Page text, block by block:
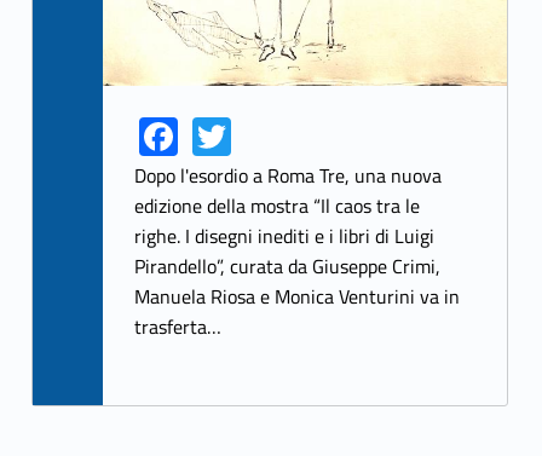
Link identifier share facebook archive #share-link-archive-11179Fa
ce
b
o
o
k
Link identifier share twitter archive #share-link-archive-97536T
w
itt
er
Dopo l'esordio a Roma Tre, una nuova
edizione della mostra “Il caos tra le
righe. I disegni inediti e i libri di Luigi
Pirandello”, curata da Giuseppe Crimi,
Manuela Riosa e Monica Venturini va in
trasferta…